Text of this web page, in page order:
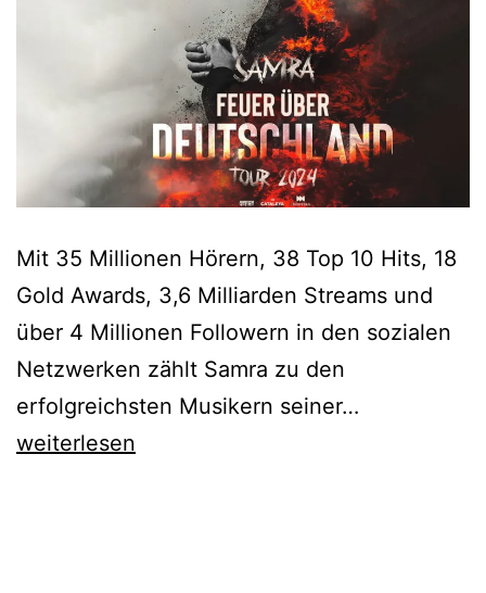
Mit 35 Millionen Hörern, 38 Top 10 Hits, 18
Gold Awards, 3,6 Milliarden Streams und
über 4 Millionen Followern in den sozialen
Netzwerken zählt Samra zu den
erfolgreichsten Musikern seiner…
weiterlesen